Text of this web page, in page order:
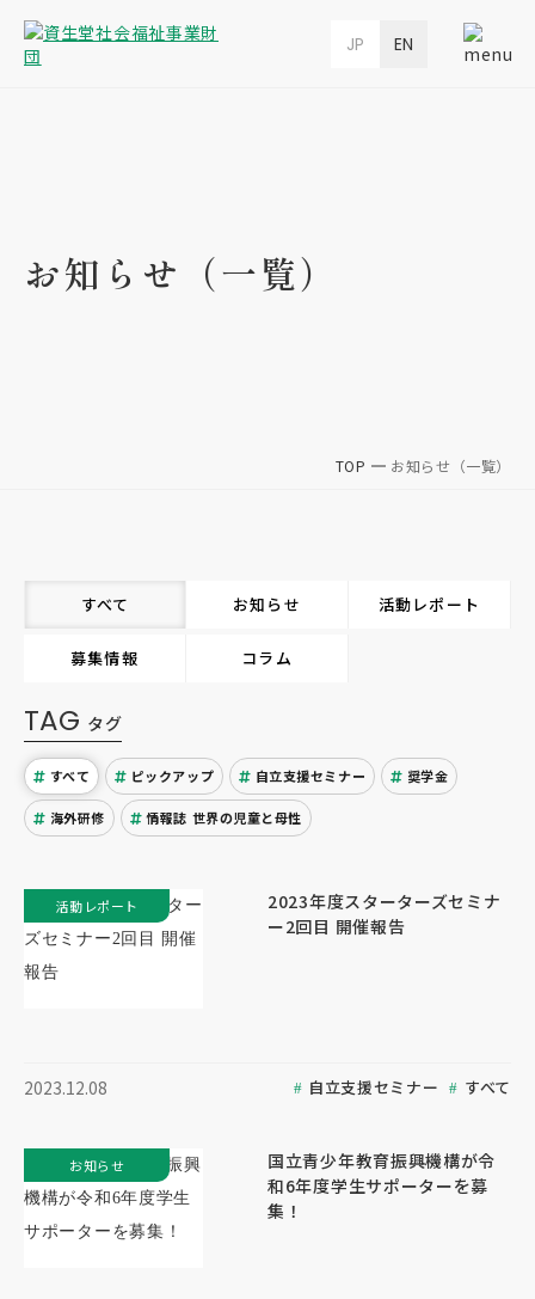
JP EN
お知らせ（一覧）
TOP お知らせ（一覧）
すべて お知らせ 活動レポート
募集情報 コラム
TAG タグ
すべて ピックアップ 自立支援セミナー 奨学金
海外研修 情報誌 世界の児童と母性
2023年度スターターズセミナ
ー2回目 開催報告
2023.12.08 自立支援セミナー すべて
活動レポート
国立青少年教育振興機構が令
和6年度学生サポーターを募
集！
お知らせ